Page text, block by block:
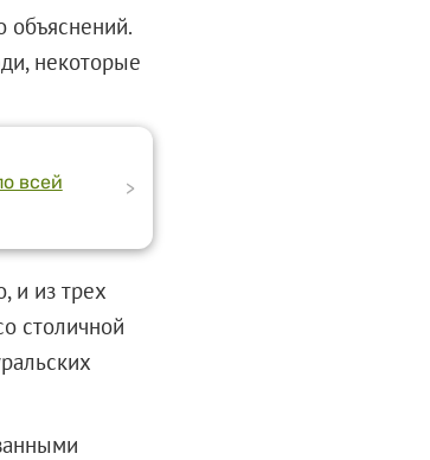
объяснений.
некоторые
всей
>
и из трех
столичной